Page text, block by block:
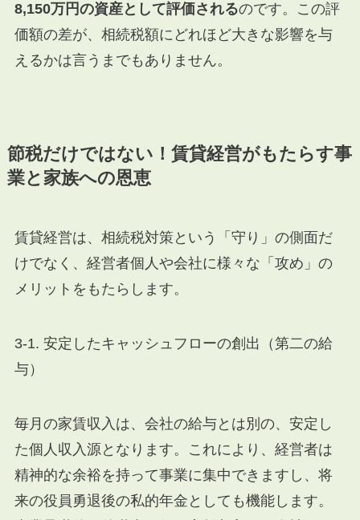
8,150万円の資産として評価されるのです。この評
価額の差が、相続税額にどれほど大きな影響を与
えるかは言うまでもありません。
節税だけではない！賃貸経営がもたらす事
業と家族への恩恵
賃貸経営は、相続税対策という「守り」の側面だ
けでなく、経営者個人や会社に様々な「攻め」の
メリットをもたらします。
3-1. 安定したキャッシュフローの創出（第二の給
与）
毎月の家賃収入は、会社の給与とは別の、安定し
た個人収入源となります。これにより、経営者は
精神的な余裕を持って事業に集中できますし、将
来の役員勇退後の私的年金としても機能します。